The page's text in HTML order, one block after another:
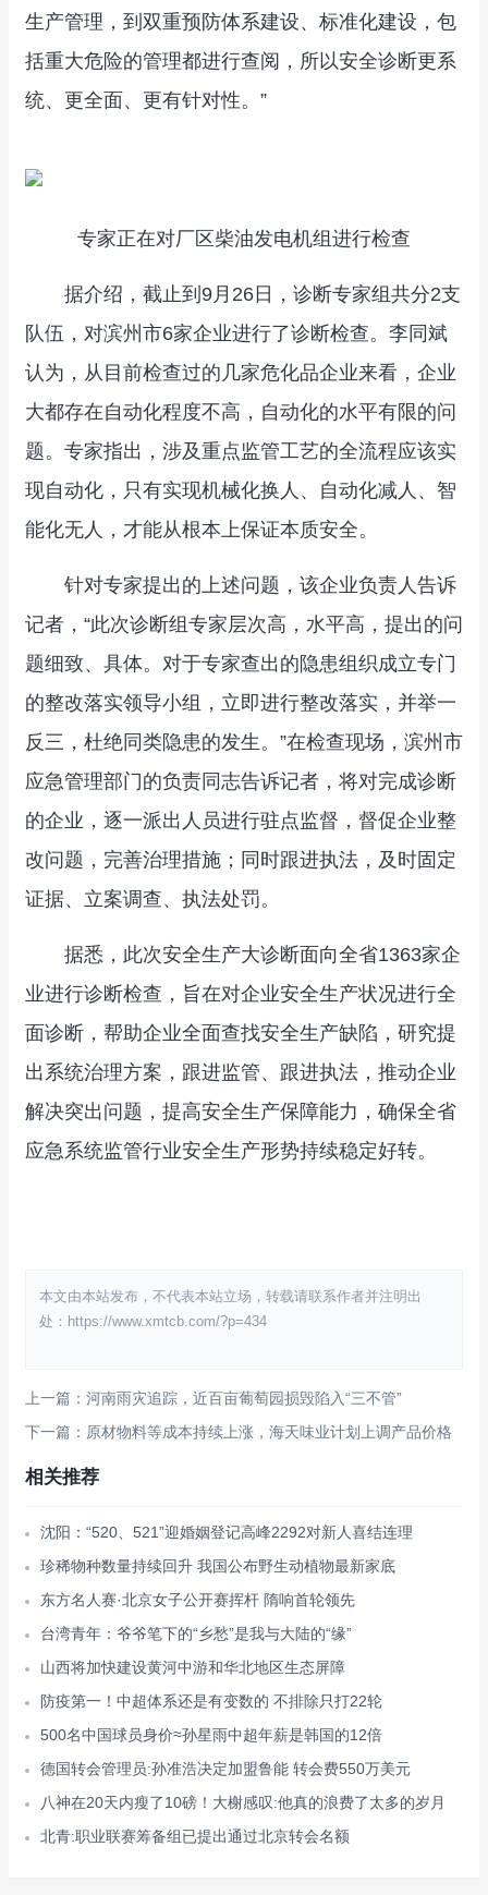
生产管理，到双重预防体系建设、标准化建设，包
括重大危险的管理都进行查阅，所以安全诊断更系
统、更全面、更有针对性。”
专家正在对厂区柴油发电机组进行检查
据介绍，截止到9月26日，诊断专家组共分2支
队伍，对滨州市6家企业进行了诊断检查。李同斌
认为，从目前检查过的几家危化品企业来看，企业
大都存在自动化程度不高，自动化的水平有限的问
题。专家指出，涉及重点监管工艺的全流程应该实
现自动化，只有实现机械化换人、自动化减人、智
能化无人，才能从根本上保证本质安全。
针对专家提出的上述问题，该企业负责人告诉
记者，“此次诊断组专家层次高，水平高，提出的问
题细致、具体。对于专家查出的隐患组织成立专门
的整改落实领导小组，立即进行整改落实，并举一
反三，杜绝同类隐患的发生。”在检查现场，滨州市
应急管理部门的负责同志告诉记者，将对完成诊断
的企业，逐一派出人员进行驻点监督，督促企业整
改问题，完善治理措施；同时跟进执法，及时固定
证据、立案调查、执法处罚。
据悉，此次安全生产大诊断面向全省1363家企
业进行诊断检查，旨在对企业安全生产状况进行全
面诊断，帮助企业全面查找安全生产缺陷，研究提
出系统治理方案，跟进监管、跟进执法，推动企业
解决突出问题，提高安全生产保障能力，确保全省
应急系统监管行业安全生产形势持续稳定好转。
本文由本站发布，不代表本站立场，转载请联系作者并注明出
处：https://www.xmtcb.com/?p=434
上一篇：河南雨灾追踪，近百亩葡萄园损毁陷入“三不管”
下一篇：原材物料等成本持续上涨，海天味业计划上调产品价格
相关推荐
沈阳：“520、521”迎婚姻登记高峰2292对新人喜结连理
珍稀物种数量持续回升 我国公布野生动植物最新家底
东方名人赛·北京女子公开赛挥杆 隋响首轮领先
台湾青年：爷爷笔下的“乡愁”是我与大陆的“缘”
山西将加快建设黄河中游和华北地区生态屏障
防疫第一！中超体系还是有变数的 不排除只打22轮
500名中国球员身价≈孙星雨中超年薪是韩国的12倍
德国转会管理员:孙准浩决定加盟鲁能 转会费550万美元
八神在20天内瘦了10磅！大榭感叹:他真的浪费了太多的岁月
北青:职业联赛筹备组已提出通过北京转会名额